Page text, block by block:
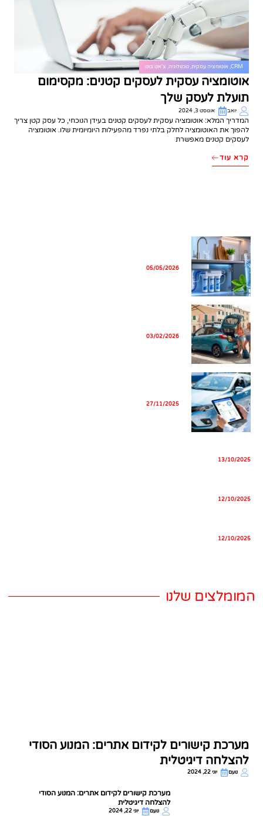
CRM
,אוטומציה עסקית, טכנולוגיה, צ'אט בוט
אוטומציה עסקית לעסקים קטנים: מקסימום
תועלת לעסק שלך
יואב אוגוסט 3, 2024
המדריך המלא: אוטומציה עסקית לעסקים קטנים בעידן הנוכחי, כל עסק קטן צריך
להפוך את האוטומציה לחלק בלתי נפרד מהפעילות היומיומית שלו. אוטומציה
לעסקים קטנים מאפשרת
קרא עוד
05/05/2026
03/02/2026
27/11/2025
13/10/2025
12/10/2025
12/10/2025
המומלצים שלנו
מערכת קישורים לקידום אתרים: המנוע הסודי
להצלחה דיגיטלית
נועם יוני 22, 2024
מערכת קישורים לקידום אתרים: המנוע הסודי
להצלחה דיגיטלית
נועם יוני 22, 2024